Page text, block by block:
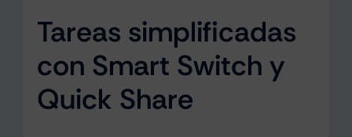
Tareas simplificadas
con Smart Switch y
Quick Share